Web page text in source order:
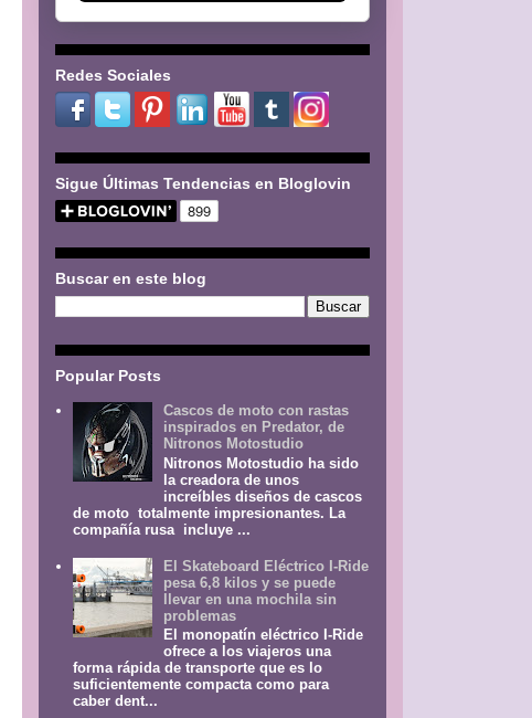
Redes Sociales
Sigue Últimas Tendencias en Bloglovin
Buscar en este blog
Popular Posts
Cascos de moto con rastas
inspirados en Predator, de
Nitronos Motostudio
Nitronos Motostudio ha sido
la creadora de unos
increíbles diseños de cascos
de moto totalmente impresionantes. La
compañía rusa incluye ...
El Skateboard Eléctrico I-Ride
pesa 6,8 kilos y se puede
llevar en una mochila sin
problemas
El monopatín eléctrico I-Ride
ofrece a los viajeros una
forma rápida de transporte que es lo
suficientemente compacta como para
caber dent...